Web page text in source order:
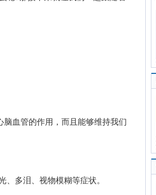
血管的作用，而且能够维持我们
多泪、视物模糊等症状。